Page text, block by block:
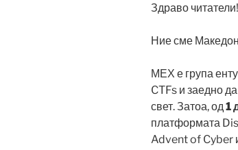
Здраво читатели!
Ние сме
МЕХ е група
CTFs и заедно
свет. Затоа, од1
платформата
Advent of Cyber